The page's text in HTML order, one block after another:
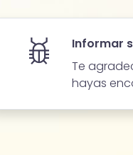
Informar
Te
hayas